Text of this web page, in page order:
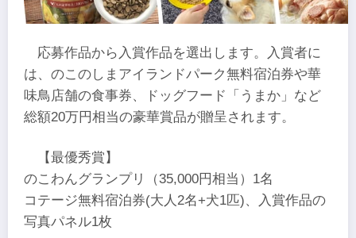
応募作品から入賞作品を選出します。入賞者に
は、のこのしまアイランドパーク無料宿泊券や華
味鳥店舗の食事券、ドッグフード「うまか」など
総額20万円相当の豪華賞品が贈呈されます。
【最優秀賞】
のこわんグランプリ（35,000円相当）1名
コテージ無料宿泊券(大人2名+犬1匹)、入賞作品の
写真パネル1枚